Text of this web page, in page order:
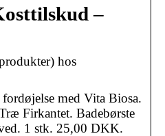
–
hos
med Vita Biosa.
Firkantet. Badebørste
1 stk. 25,00 DKK.